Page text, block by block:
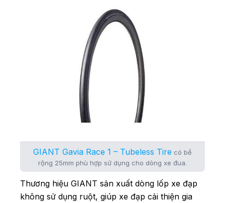
GIANT Gavia Race 1 – Tubeless Tire có bề
rộng 25mm phù hợp sử dụng cho dòng xe đua.
Thương hiệu GIANT sản xuất dòng lốp xe đạp
không sử dụng ruột, giúp xe đạp cải thiện gia